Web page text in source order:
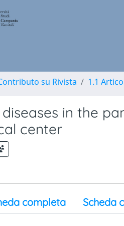
su Rivista 1.1
in the
center
completa Scheda